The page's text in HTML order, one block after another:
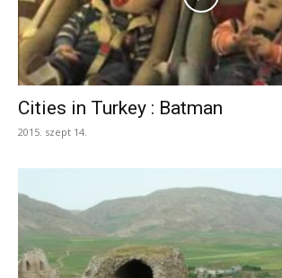
Cities in Turkey : Batman
2015. szept 14.